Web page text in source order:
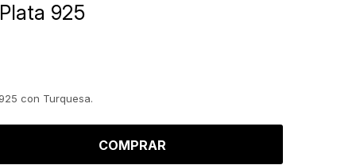
925
con Turquesa.
COMPRAR